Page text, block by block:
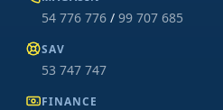
54 776 776 / 99 707 685
SAV
53 747 747
FINANCE